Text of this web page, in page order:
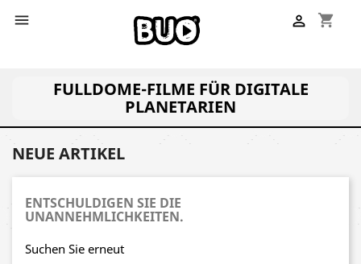
 shopping_cart

FULLDOME-FILME FÜR DIGITALE
PLANETARIEN
NEUE ARTIKEL
ENTSCHULDIGEN SIE DIE
UNANNEHMLICHKEITEN.
Suchen Sie erneut